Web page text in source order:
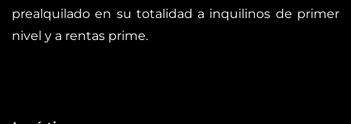
prealquilado en su totalidad a inquilinos de primer
nivel y a rentas prime.